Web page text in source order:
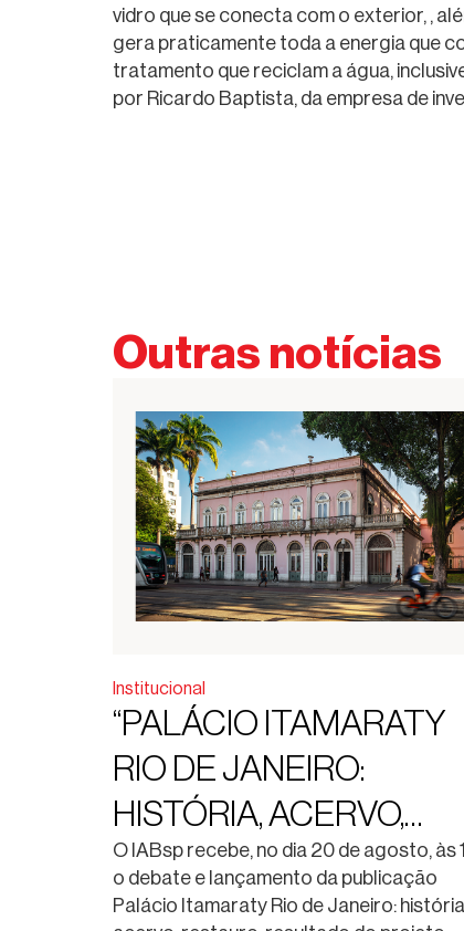
vidro que se conecta com o exterior, ,
gera praticamente toda a energia que
tratamento que reciclam a água,
por Ricardo Baptista, da empresa de
Outras notícias
Institucional
“PALÁCIO ITAMARATY
RIO DE JANEIRO:
HISTÓRIA, ACERVO,
RESTAURO”. DEBATE E
LANÇAMENTO DA
O IABsp recebe, no dia 20 de agosto, às
o debate e lançamento da publicação
Palácio Itamaraty Rio de Janeiro: